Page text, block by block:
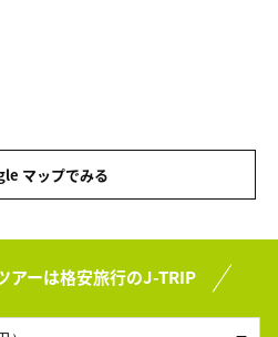
マップでみる
アーは格安旅行のJ-TRIP